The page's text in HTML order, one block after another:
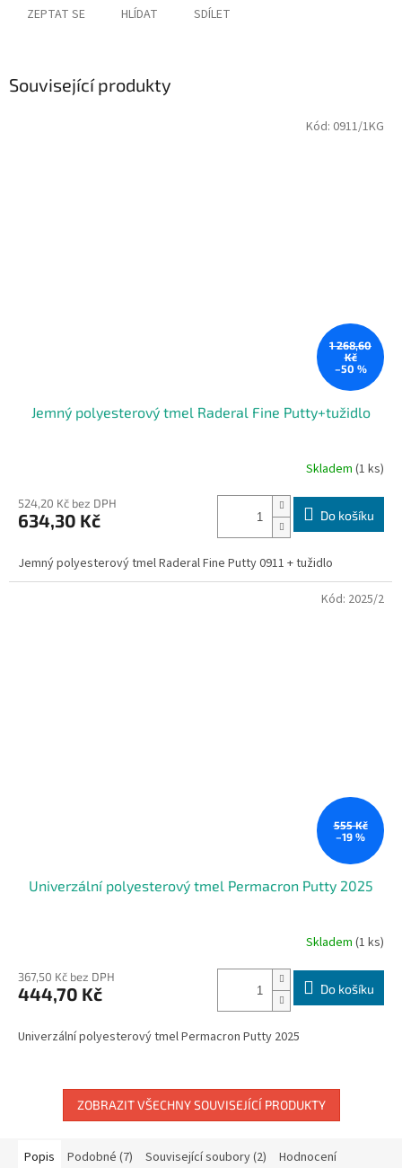
ZEPTAT SE HLÍDAT SDÍLET
Související produkty
1 268,60
Kč
–50 %
Jemný polyesterový tmel Raderal Fine Putty+tužidlo
produktu
je
z
Skladem(1 ks)
524,20 Kč bez DPH
634,30 Kč Do košíku
Jemný polyesterový tmel Raderal Fine Putty 0911 + tužidlo
Kód: 0911/1KG
555 Kč
–19 %
Univerzální polyesterový tmel Permacron Putty 2025
Skladem (1 ks)
367,50 Kč bez DPH
444,70 Kč Do košíku
Univerzální polyesterový tmel Permacron Putty 2025
Kód: 2025/2
ZOBRAZIT VŠECHNY SOUVISEJÍCÍ PRODUKTY
Popis Podobné (7) Související soubory (2) Hodnocení